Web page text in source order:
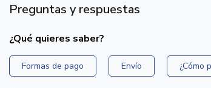
Preguntas y respuestas
¿Qué quieres saber?
Formas de pago Envío ¿Cómo